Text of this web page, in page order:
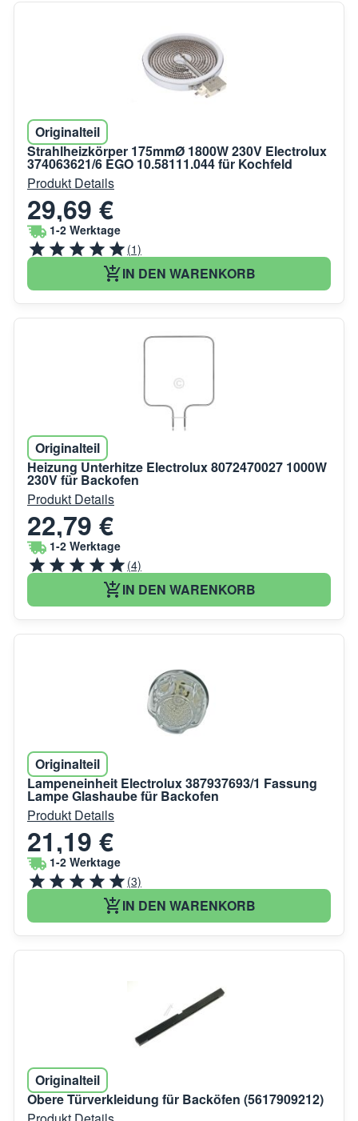
Originalteil
Strahlheizkörper 175mmØ 1800W 230V Electrolux
374063621/6 EGO 10.58111.044 für Kochfeld
Produkt Details
29,69 €
1-2 Werktage
(1)
IN DEN WARENKORB
Originalteil
Heizung Unterhitze Electrolux 8072470027 1000W
230V für Backofen
Produkt Details
22,79 €
1-2 Werktage
(4)
IN DEN WARENKORB
Originalteil
Lampeneinheit Electrolux 387937693/1 Fassung
Lampe Glashaube für Backofen
Produkt Details
21,19 €
1-2 Werktage
(3)
IN DEN WARENKORB
Originalteil
Obere Türverkleidung für Backöfen (5617909212)